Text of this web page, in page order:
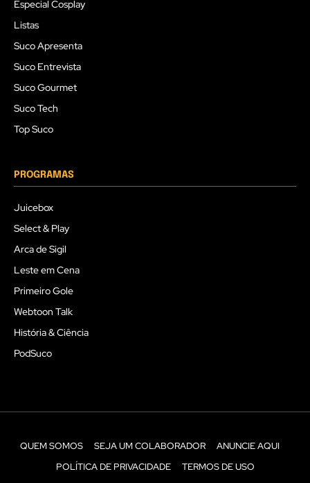
Especial Cosplay
Listas
Suco Apresenta
Suco Entrevista
Suco Gourmet
Suco Tech
Top Suco
PROGRAMAS
Juicebox
Select & Play
Arca de Sigil
Leste em Cena
Primeiro Gole
Webtoon Talk
História & Ciência
PodSuco
QUEM SOMOS SEJA UM COLABORADOR
ANUNCIE AQUI
POLÍTICA DE PRIVACIDADE
TERMOS DE USO